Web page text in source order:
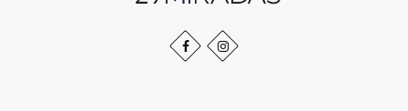
FacebookInstagram